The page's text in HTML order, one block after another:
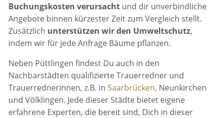
Buchungskosten verursacht und dir unverbindliche
Angebote binnen kürzester Zeit zum Vergleich stellt.
Zusätzlich unterstützen wir den Umweltschutz,
indem wir für jede Anfrage Bäume pflanzen.
Neben Püttlingen findest Du auch in den
Nachbarstädten qualifizierte Trauerredner und
Trauerrednerinnen, z.B. inSaarbrücken, Neunkirchen
und Völklingen. Jede dieser Städte bietet eigene
erfahrene Experten, die bereit sind, Dich in dieser